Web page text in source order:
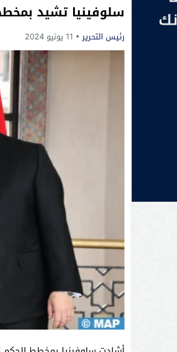
سلوفينيا تشيد
رئيس التحرير 11 يونيو 2024